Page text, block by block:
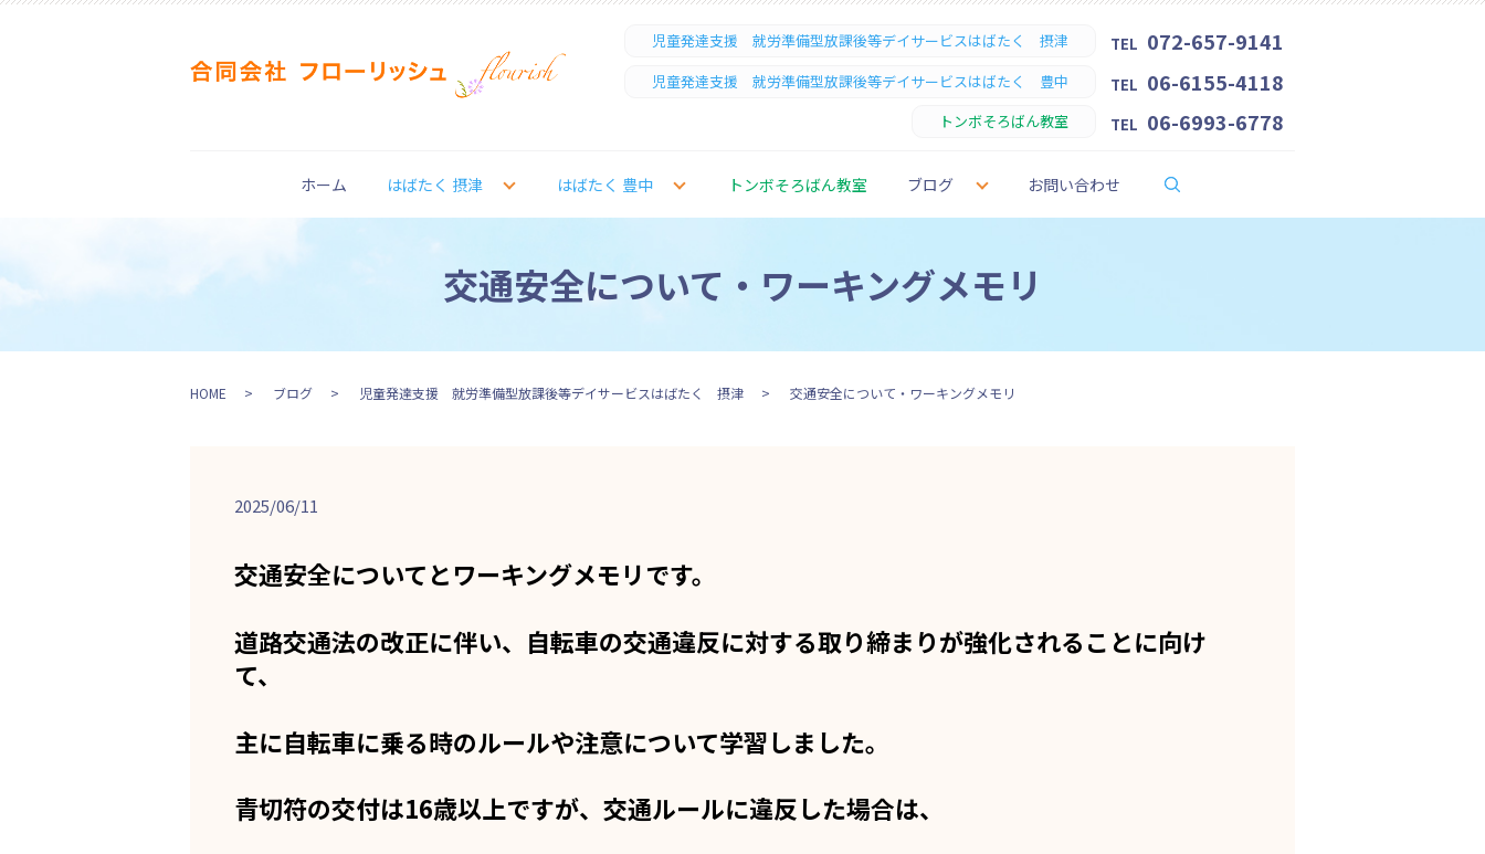
児童発達支援 就労準備型放課後等デイサービスはばたく 摂津 TEL 072-657-9141
児童発達支援 就労準備型放課後等デイサービスはばたく 豊中 TEL 06-6155-4118
トンボそろばん教室 TEL 06-6993-6778
ホーム はばたく 摂津 はばたく 豊中 トンボそろばん教室 ブログ お問い合わせ
交通安全について・ワーキングメモリ
HOME ブログ 児童発達支援 就労準備型放課後等デイサービスはばたく 摂津 交通安全について・ワーキングメモリ
2025/06/11
交通安全についてとワーキングメモリです。
道路交通法の改正に伴い、自転車の交通違反に対する取り締まりが強化されることに向け
て、
主に自転車に乗る時のルールや注意について学習しました。
青切符の交付は16歳以上ですが、交通ルールに違反した場合は、